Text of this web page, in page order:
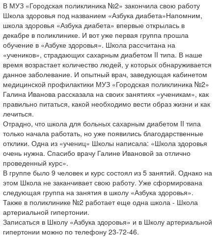
В МУЗ «Городская поликлиника №2» закончила свою работу
Школа здоровья под названием «Азбука диабета»Напомним,
школа здоровья «Азбука диабета» впервые открылась в
декабре в поликлинике. И вот уже первая группа прошла
обучение в «Азбуке здоровья». Школа рассчитана на
«учеников», страдающих сахарным диабетом II типа. В наше
время возрастает количество людей, у которых обнаруживается
данное заболевание. И опытный врач, заведующая кабинетом
медицинской профилактики МУЗ «Городская поликлиника №2»
Галина Иванова рассказала на своих занятиях «ученикам», как
правильно питаться, какой необходимо вести образ жизни и как
лечиться.
Отрадно, что школа для больных сахарным диабетом II типа
только начала работать, но уже появились благодарственные
отклики. Одна из «учениц» Школы написала: «Школа здоровья
очень нужна. Спасибо врачу Галине Ивановой за отлично
проведенный курс».
В группе было 9 человек и курс состоял из 5 занятий. Однако на
этом Школа не заканчивает свою работу. Уже сформирована
следующая группа на занятия в школу «Азбука здоровья».
Также в поликлинике №2 работает еще одна школа - Школа
артериальной гипертонии.
Записаться в Школу «Азбука здоровья» и в Школу артериальной
гипертонии можно по телефону 23-72-46.